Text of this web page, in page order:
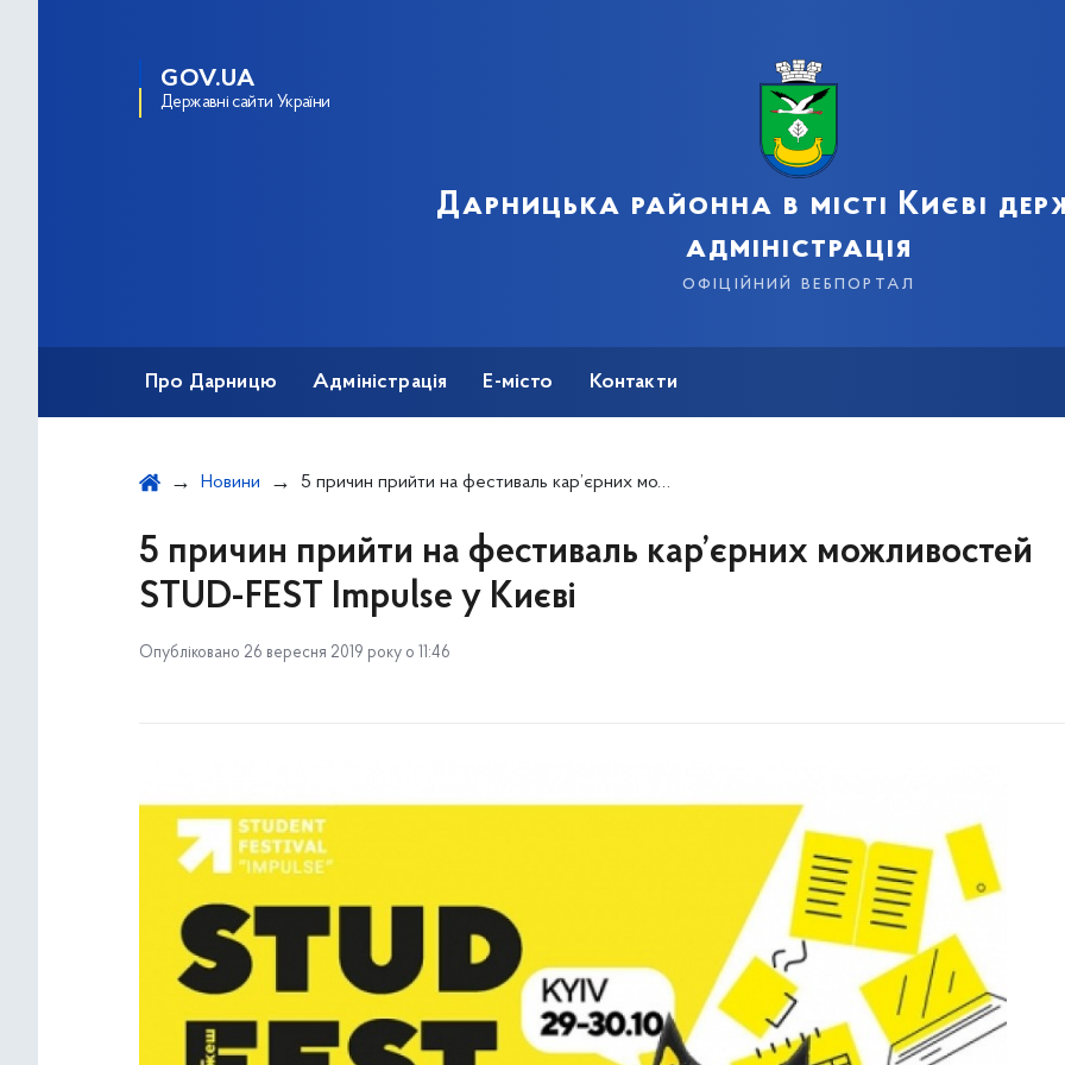
GOV.UA
Державні сайти України
Дарницька районна в місті Києві
адміністрація
офіційний вебпортал
Про Дарницю Адміністрація Е-місто Контакти
Новини 5 причин прийти на фестиваль кар’єрних можливостей STUD-FEST Impulse у Києві
5 причин прийти на фестиваль кар’єрних можливостей
STUD-FEST Impulse у Києві
Опубліковано 26 вересня 2019 року о 11:46